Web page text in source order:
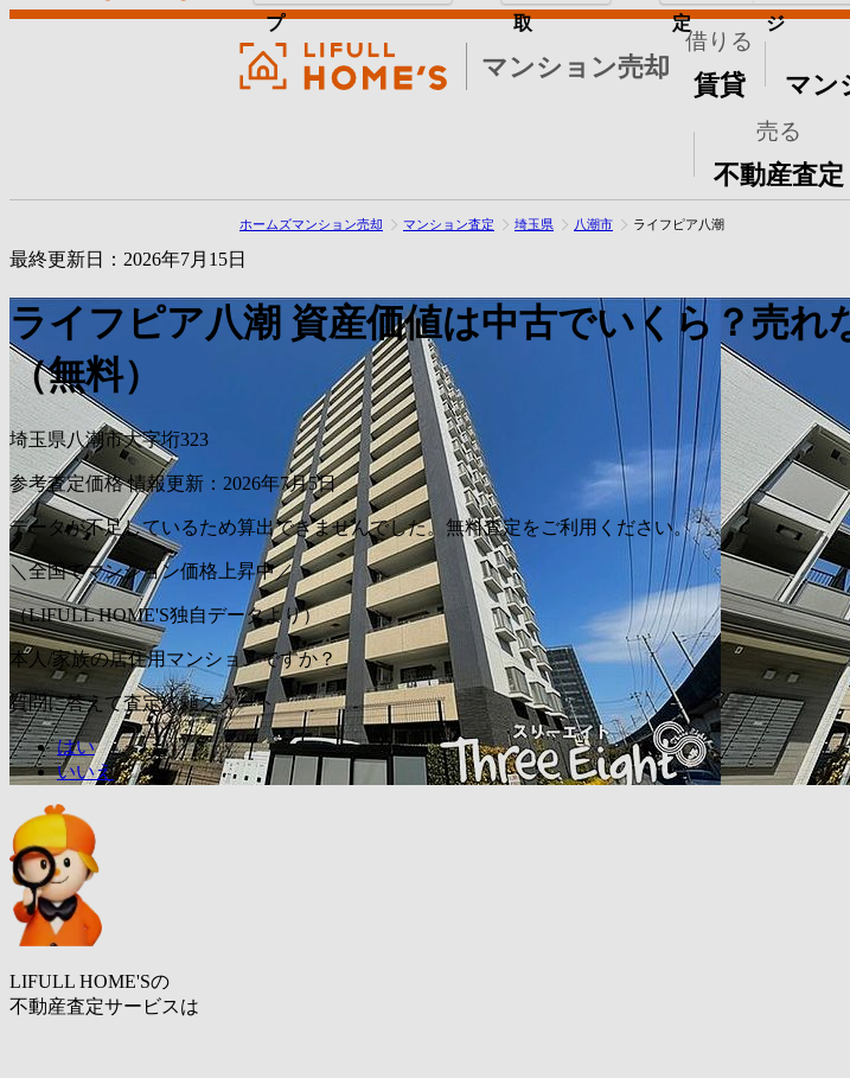
マンション売却
借りる
賃貸 マン
売る
不動産査定
プ 取 定 ジ
ホームズマンション売却 マンション査定 埼玉県 八潮市 ライフピア八潮
最終更新日：2026年7月15日
ライフピア八潮 資産価値は中古でいくら？売れ
（無料）
埼玉県八潮市大字垳323
参考査定価格 情報更新：2026年7月5日
データが不足しているため算出できませんでした。無料査定をご利用ください。
＼全国でマンション価格上昇中／
（LIFULL HOME'S独自データより）
本人/家族の居住用マンションですか？
質問に答えて査定依頼スタート
はい
いいえ
LIFULL HOME'Sの
不動産査定サービスは